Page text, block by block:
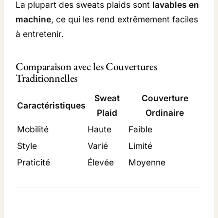
La plupart des sweats plaids sont lavables en
machine, ce qui les rend extrêmement faciles
à entretenir.
Comparaison avec les Couvertures
Traditionnelles
Caractéristiques
Sweat
Plaid
Couverture
Ordinaire
Mobilité
Haute
Faible
Style
Varié
Limité
Praticité
Élevée Moyenne